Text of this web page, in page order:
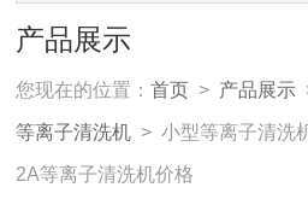
产品展示
您现在的位置：首页 > 产品展示
等离子清洗机 > 小型等离子清洗
2A等离子清洗机价格